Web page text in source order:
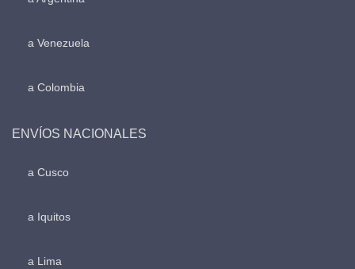
a Venezuela
a Colombia
ENVÍOS NACIONALES
a Cusco
a Iquitos
a Lima